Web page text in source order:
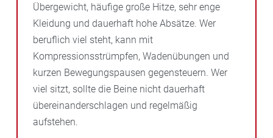
Übergewicht, häufige große Hitze, sehr enge
Kleidung und dauerhaft hohe Absätze. Wer
beruflich viel steht, kann mit
Kompressionsstrümpfen, Wadenübungen und
kurzen Bewegungspausen gegensteuern. Wer
viel sitzt, sollte die Beine nicht dauerhaft
übereinanderschlagen und regelmäßig
aufstehen.